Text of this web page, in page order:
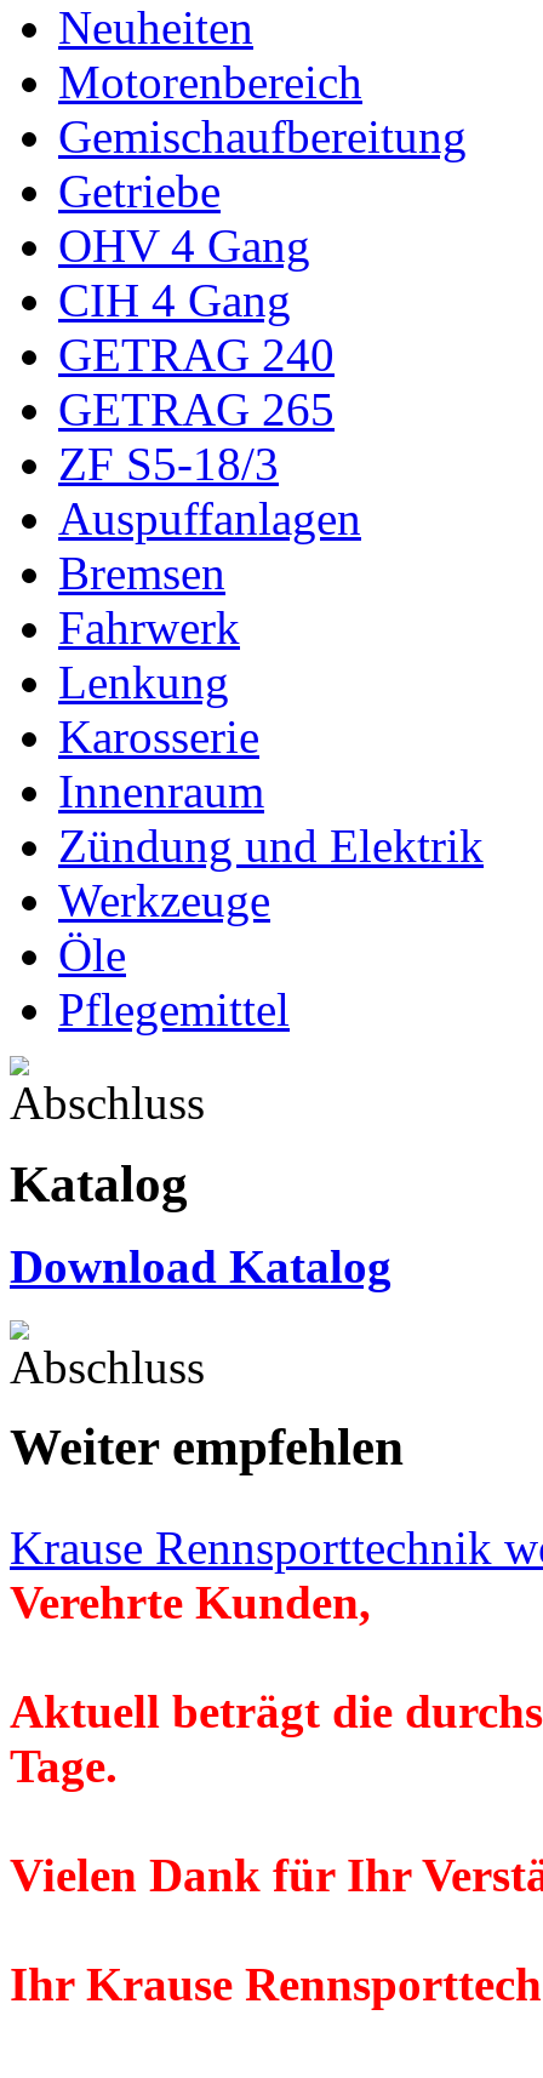
Neuheiten
Motorenbereich
Gemischaufbereitung
Getriebe
OHV 4 Gang
CIH 4 Gang
GETRAG 240
GETRAG 265
ZF S5-18/3
Auspuffanlagen
Bremsen
Fahrwerk
Lenkung
Karosserie
Innenraum
Zündung und Elektrik
Werkzeuge
Öle
Pflegemittel
Katalog
Download Katalog
Weiter empfehlen
Krause Rennsporttechnik
Verehrte Kunden,
Aktuell beträgt die
Tage.
Vielen Dank für Ihr
Ihr Krause